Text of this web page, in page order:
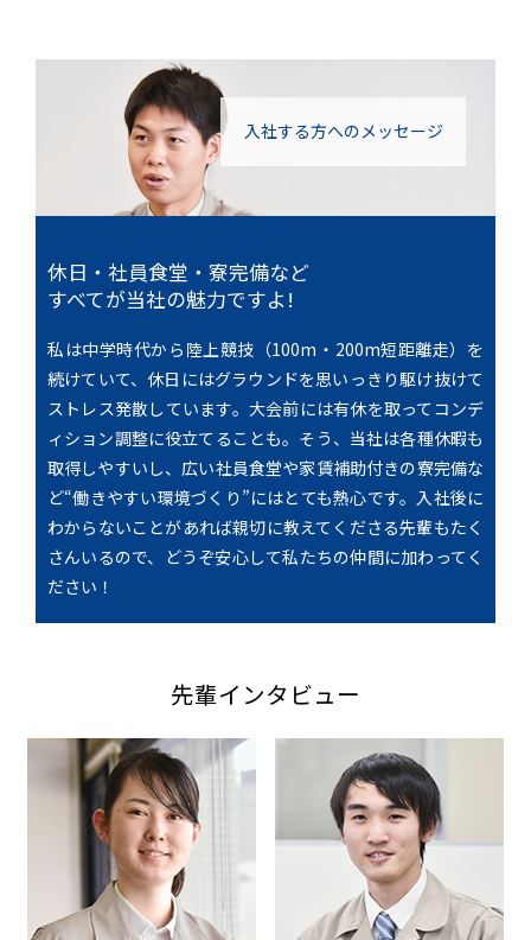
入社する方へのメッセージ
休日・社員食堂・寮完備など
すべてが当社の魅力ですよ!
私は中学時代から陸上競技（100m・200m短距離走）を
続けていて、休日にはグラウンドを思いっきり駆け抜けて
ストレス発散しています。大会前には有休を取ってコンデ
ィション調整に役立てることも。そう、当社は各種休暇も
取得しやすいし、広い社員食堂や家賃補助付きの寮完備な
ど“働きやすい環境づくり”にはとても熱心です。入社後に
わからないことがあれば親切に教えてくださる先輩もたく
さんいるので、どうぞ安心して私たちの仲間に加わってく
ださい！
先輩インタビュー